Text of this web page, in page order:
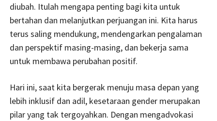
diubah. Itulah mengapa penting bagi kita untuk
bertahan dan melanjutkan perjuangan ini. Kita harus
terus saling mendukung, mendengarkan pengalaman
dan perspektif masing-masing, dan bekerja sama
untuk membawa perubahan positif.
Hari ini, saat kita bergerak menuju masa depan yang
lebih inklusif dan adil, kesetaraan gender merupakan
pilar yang tak tergoyahkan. Dengan mengadvokasi